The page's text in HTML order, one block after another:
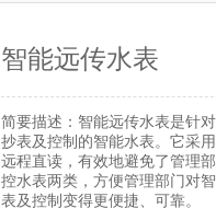
智能远传水表
简要描述： 智能远传水表是针
抄表及控制的智能水表。它采
远程直读，有效地避免了管理
控水表两类，方便管理部门对
表及控制变得更便捷、可靠。